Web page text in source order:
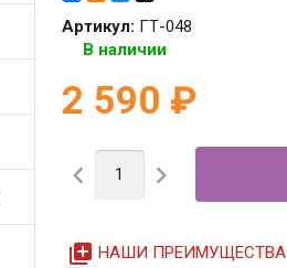
Артикул: ГТ-048
В наличии
2 590 ₽
 
queue НАШИ ПРЕИМУЩЕСТВА